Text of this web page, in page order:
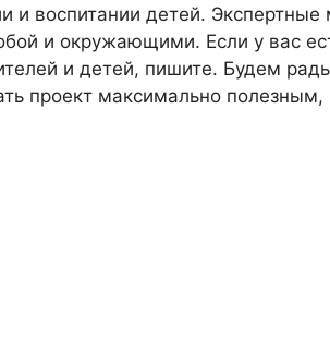
воспитании детей. Экспертные
и окружающими. Если у вас
и детей, пишите. Будем
проект максимально полезным,